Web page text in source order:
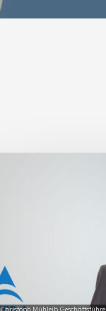
Christoph Mühleib,